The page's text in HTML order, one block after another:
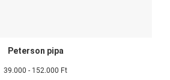
Peterson pipa
39.000 - 152.000 Ft